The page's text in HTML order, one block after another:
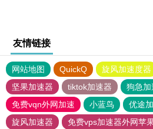
友情链接
网站地图 QuickQ 旋风加速度器
坚果加速器
tiktok加速器
狗急加
免费vqn外网加速
小蓝鸟 优途
旋风加速器
免费vps加速器外网苹